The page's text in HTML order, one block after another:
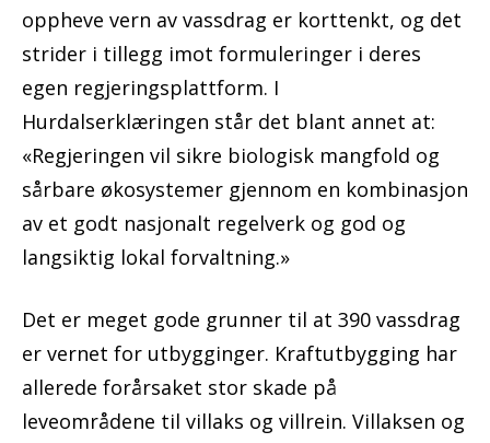
oppheve vern av vassdrag er korttenkt, og det
strider i tillegg imot formuleringer i deres
egen regjeringsplattform. I
Hurdalserklæringen står det blant annet at:
«Regjeringen vil sikre biologisk mangfold og
sårbare økosystemer gjennom en kombinasjon
av et godt nasjonalt regelverk og god og
langsiktig lokal forvaltning.»
Det er meget gode grunner til at 390 vassdrag
er vernet for utbygginger. Kraftutbygging har
allerede forårsaket stor skade på
leveområdene til villaks og villrein. Villaksen og